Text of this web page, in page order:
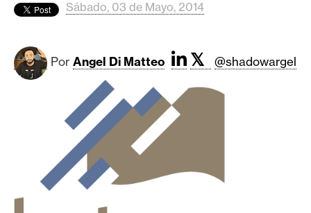
o
r
B
Sábado, 03 de Mayo, 2014
Por Angel Di Matteo 𝕏 @shadowargel